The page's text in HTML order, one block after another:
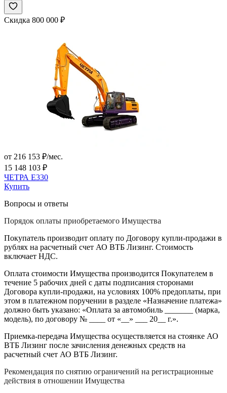
Скидка 800 000 ₽
от 216 153 ₽/мес.
15 148 103 ₽
ЧЕТРА Е330
Купить
Вопросы и ответы
Порядок оплаты приобретаемого Имущества
Покупатель производит оплату по Договору купли-продажи в
рублях на расчетный счет АО ВТБ Лизинг. Стоимость
включает НДС.
Оплата стоимости Имущества производится Покупателем в
течение 5 рабочих дней с даты подписания сторонами
Договора купли-продажи, на условиях 100% предоплаты, при
этом в платежном поручении в разделе «Назначение платежа»
должно быть указано: «Оплата за автомобиль _______ (марка,
модель), по договору № ____ от «__» ___ 20__ г.».
Приемка-передача Имущества осуществляется на стоянке АО
ВТБ Лизинг после зачисления денежных средств на
расчетный счет АО ВТБ Лизинг.
Рекомендация по снятию ограничений на регистрационные
действия в отношении Имущества